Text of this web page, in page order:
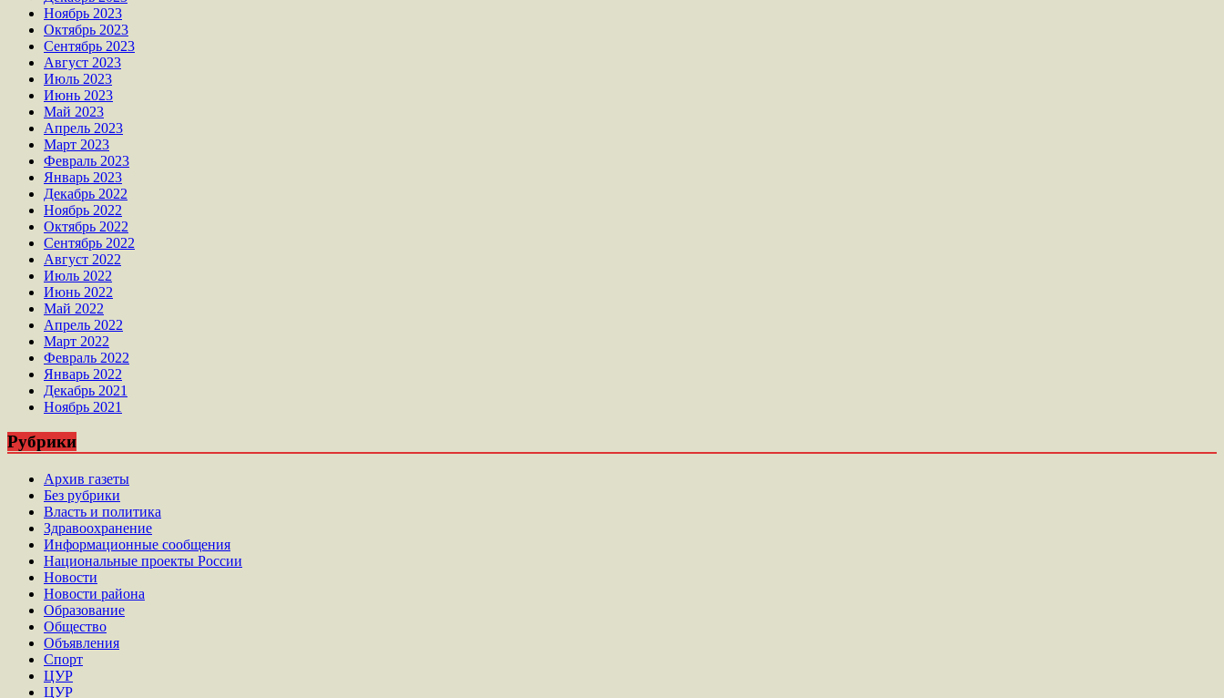
Ноябрь 2023
Октябрь 2023
Сентябрь 2023
Август 2023
Июль 2023
Июнь 2023
Май 2023
Апрель 2023
Март 2023
Февраль 2023
Январь 2023
Декабрь 2022
Ноябрь 2022
Октябрь 2022
Сентябрь 2022
Август 2022
Июль 2022
Июнь 2022
Май 2022
Апрель 2022
Март 2022
Февраль 2022
Январь 2022
Декабрь 2021
Ноябрь 2021
Рубрики
Архив газеты
Без рубрики
Власть и политика
Здравоохранение
Информационные сообщения
Национальные проекты России
Новости
Новости района
Образование
Общество
Объявления
Спорт
ЦУР
ЦУР